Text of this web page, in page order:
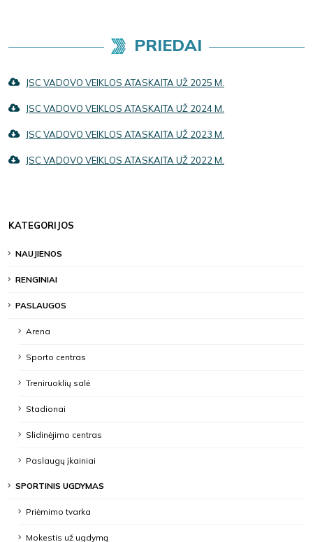
PRIEDAI
JSC VADOVO VEIKLOS ATASKAITA UŽ 2025 M.
JSC VADOVO VEIKLOS ATASKAITA UŽ 2024 M.
JSC VADOVO VEIKLOS ATASKAITA UŽ 2023 M.
JSC VADOVO VEIKLOS ATASKAITA UŽ 2022 M.
KATEGORIJOS
NAUJIENOS
RENGINIAI
PASLAUGOS
Arena
Sporto centras
Treniruoklių salė
Stadionai
Slidinėjimo centras
Paslaugų įkainiai
SPORTINIS UGDYMAS
Priėmimo tvarka
Mokestis už ugdymą